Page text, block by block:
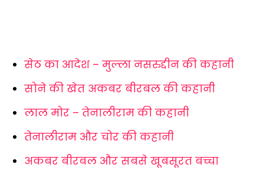
सेठ का आदेश – मुल्ला नसरुद्दीन की कहानी
सोने की खेत अकबर बीरबल की कहानी
लाल मोर – तेनालीराम की कहानी
तेनालीराम और चोर की कहानी
अकबर बीरबल और सबसे खूबसूरत बच्चा